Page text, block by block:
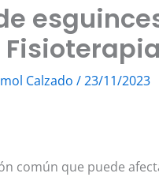
Fisioterapia
Calzado /23/11/2023
común que puede